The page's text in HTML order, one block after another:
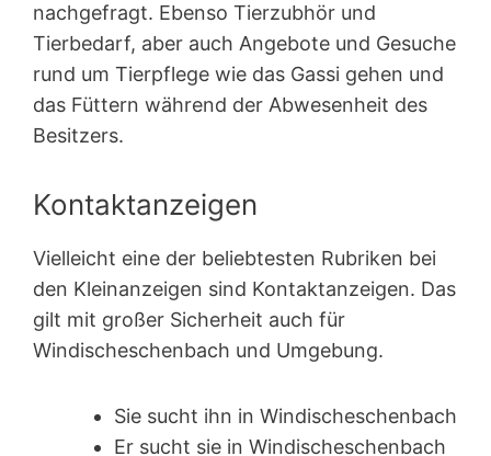
nachgefragt. Ebenso Tierzubhör und
Tierbedarf, aber auch Angebote und Gesuche
rund um Tierpflege wie das Gassi gehen und
das Füttern während der Abwesenheit des
Besitzers.
Kontaktanzeigen
Vielleicht eine der beliebtesten Rubriken bei
den Kleinanzeigen sind Kontakt­anzeigen. Das
gilt mit großer Sicherheit auch für
Windischeschenbach und Umgebung.
Sie sucht ihn in Windischeschenbach
Er sucht sie in Windischeschenbach